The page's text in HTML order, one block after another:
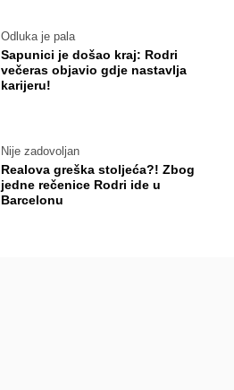
Odluka je pala
Sapunici je došao kraj: Rodri
večeras objavio gdje nastavlja
karijeru!
Nije zadovoljan
Realova greška stoljeća?! Zbog
jedne rečenice Rodri ide u
Barcelonu